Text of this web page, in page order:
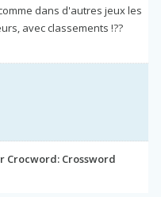
dans d'autres jeux les
avec classements !??
Crocword: Crossword